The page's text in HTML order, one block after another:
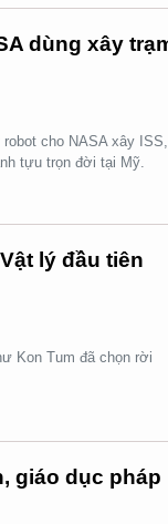
dùng xây
cho NASA xây ISS,
tựu trọn đời tại Mỹ.
lý đầu tiên
Kon Tum đã chọn rời
giáo dục pháp